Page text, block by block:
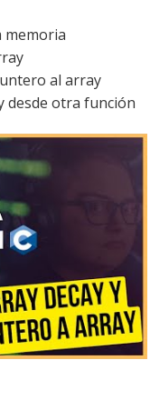
memoria
al array
desde otra función